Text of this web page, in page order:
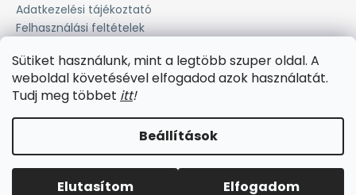
Sütiket használunk, mint a legtöbb szuper oldal. A
weboldal követésével elfogadod azok használatát.
Tudj meg többet itt!
Beállítások
Elutasítom Elfogadom
Adatkezelési tájékoztató
Felhasználási feltételek
Fizetési lehetőség
Szállítási információk
Copyright 2026Raving Store . Minden jog fenntartva.